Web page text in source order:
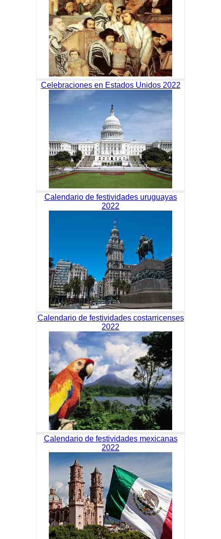
Celebraciones en Estados Unidos 2022
Calendario de festividades uruguayas
2022
Calendario de festividades costarricenses
2022
Calendario de festividades mexicanas
2022